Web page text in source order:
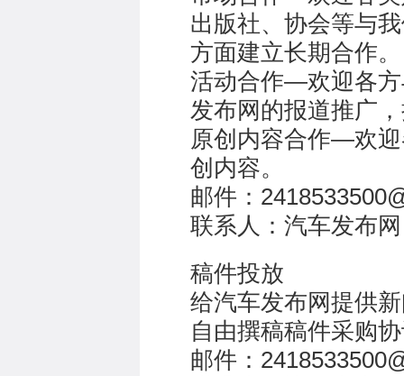
出版社、协会等与
方面建立长期合作。
活动合作—欢迎各方
发布网的报道推广
原创内容合作—欢
创内容。
邮件：
联系人：汽车发布网
稿件投放
给汽车发布网提供
自由撰稿稿件采购
邮件：